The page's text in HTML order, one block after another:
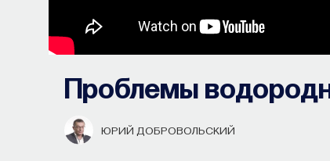
Проблемы
ЮРИЙ ДОБРОВОЛЬСКИЙ